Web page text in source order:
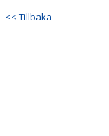
KONTAKT
<< Tillbaka